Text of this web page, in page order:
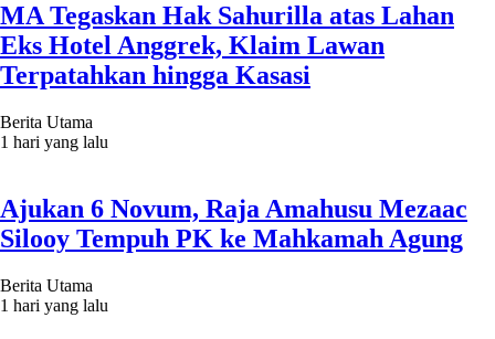
MA Tegaskan Hak Sahurilla atas Lahan
Eks Hotel Anggrek, Klaim Lawan
Terpatahkan hingga Kasasi
Berita Utama
1 hari yang lalu
Ajukan 6 Novum, Raja Amahusu Mezaac
Silooy Tempuh PK ke Mahkamah Agung
Berita Utama
1 hari yang lalu